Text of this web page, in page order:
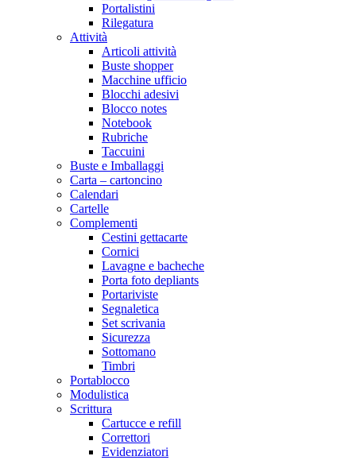
Portalistini
Rilegatura
Attività
Articoli attività
Buste shopper
Macchine ufficio
Blocchi adesivi
Blocco notes
Notebook
Rubriche
Taccuini
Buste e Imballaggi
Carta – cartoncino
Calendari
Cartelle
Complementi
Cestini gettacarte
Cornici
Lavagne e bacheche
Porta foto depliants
Portariviste
Segnaletica
Set scrivania
Sicurezza
Sottomano
Timbri
Portablocco
Modulistica
Scrittura
Cartucce e refill
Correttori
Evidenziatori